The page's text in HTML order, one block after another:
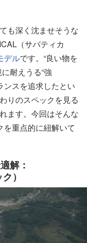
も深く沈ませそうな
（サバティカ
デルです。“良い物を
耐えうる“強
ンスを追求したとい
りのスペックを見る
ます。今回はそんな
を重点的に紐解いて
解：
）